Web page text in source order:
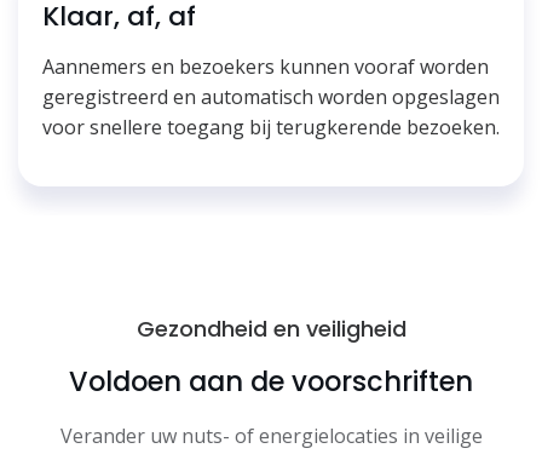
Klaar, af, af
Aannemers en bezoekers kunnen vooraf worden
geregistreerd en automatisch worden opgeslagen
voor snellere toegang bij terugkerende bezoeken.
Gezondheid en veiligheid
Voldoen aan de voorschriften
Verander uw nuts- of energielocaties in veilige